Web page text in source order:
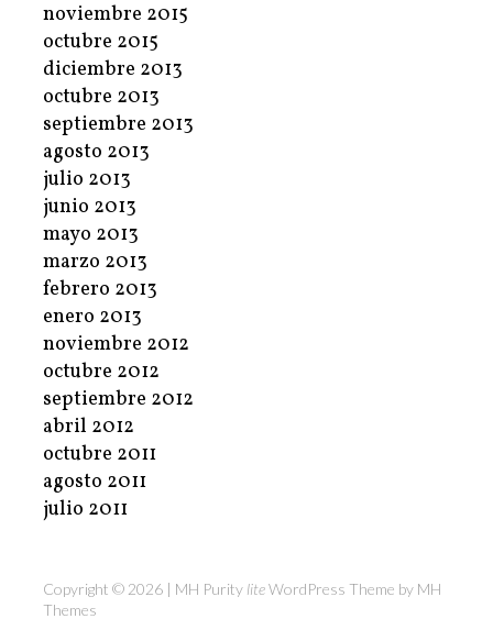
noviembre 2015
octubre 2015
diciembre 2013
octubre 2013
septiembre 2013
agosto 2013
julio 2013
junio 2013
mayo 2013
marzo 2013
febrero 2013
enero 2013
noviembre 2012
octubre 2012
septiembre 2012
abril 2012
octubre 2011
agosto 2011
julio 2011
Copyright © 2026 | MH Purity liteWordPress Theme by MH
Themes